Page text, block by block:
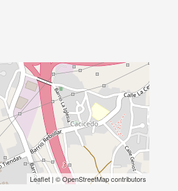
Leaflet| ©OpenStreetMapcontributors